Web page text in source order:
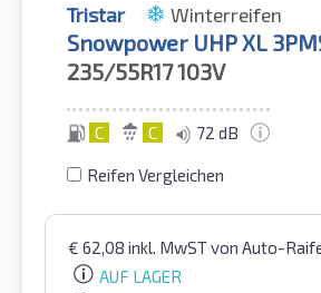
Tristar Winterreifen
Snowpower UHP XL
235/55R17103V
C C 72 dB
Reifen Vergleichen
€ 62,08 inkl. MwSTvon Auto-
AUF LAGER